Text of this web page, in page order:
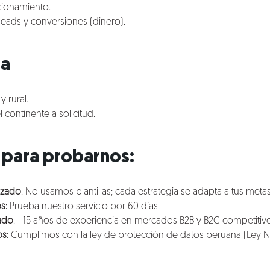
y conversiones (dinero).
rural.
continente a solicitud.
probarnos:
: No usamos plantillas; cada estrategia se adapta a tus
Prueba nuestro servicio por 60 días.
: +15 años de experiencia en mercados B2B y B2C
: Cumplimos con la ley de protección de datos peruana (Ley